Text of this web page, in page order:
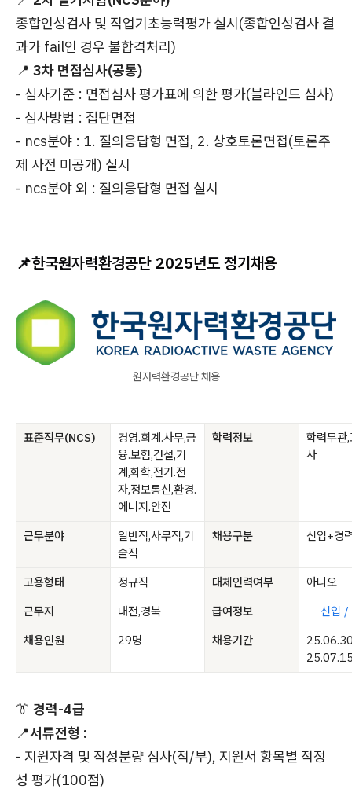
종합인성검사 및 직업기초능력평가 실시(종합인성검사 결
과가 fail인 경우 불합격처리)
📍 3차 면접심사(공통)
- 심사기준 : 면접심사 평가표에 의한 평가(블라인드 심사)
- 심사방법 : 집단면접
- ncs분야 : 1. 질의응답형 면접, 2. 상호토론면접(토론주
제 사전 미공개) 실시
- ncs분야 외 : 질의응답형 면접 실시
📌한국원자력환경공단 2025년도 정기채용
원자력환경공단 채용
표준직무(NCS)
경영.회계.사무,금
융.보험,건설,기
계,화학,전기.전
자,정보통신,환경.
에너지.안전
학력정보
학력무관
사
근무분야
일반직,사무직,기
술직
채용구분 신입+경
고용형태 정규직 대체인력여부
아니오
근무지
대전,경북 급여정보
신입 /
채용인원
29명 채용기간
👔 경력-4급
📍서류전형 :
- 지원자격 및 작성분량 심사(적/부), 지원서 항목별 적정
성 평가(100점)